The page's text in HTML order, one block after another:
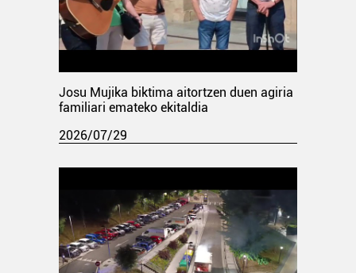
Josu Mujika biktima aitortzen duen agiria
familiari emateko ekitaldia
2026/07/29